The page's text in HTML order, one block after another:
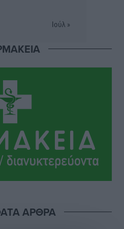
βήμα προόδου η ίδρυση
από 95 εκατομμύρια
Ιούλιο
των
ο Janni Pembe
Ιούλ »
ΑΡΘΡΑ